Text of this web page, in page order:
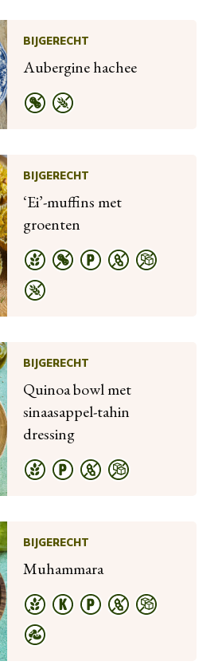
BIJGERECHT
Aubergine hachee
BIJGERECHT
‘Ei’-muffins met
groenten
BIJGERECHT
Quinoa bowl met
sinaasappel-tahin
dressing
BIJGERECHT
Muhammara